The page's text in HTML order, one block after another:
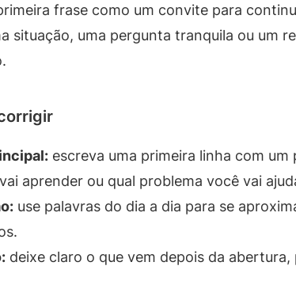
frase como um convite para
situação, uma pergunta tranquila ou um
escreva uma primeira linha com
aprender ou qual problema você vai
use palavras do dia a dia para se
deixe claro o que vem depois da abertura,